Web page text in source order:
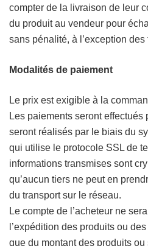
compter de la livraison de leur
du produit au vendeur pour
sans pénalité, à l’exception des
Modalités de paiement
Le prix est exigible à la
Les paiements seront effectués
seront réalisés par le biais du
qui utilise le protocole SSL de
informations transmises sont
qu’aucun tiers ne peut en
du transport sur le réseau.
Le compte de l’acheteur ne
l’expédition des produits ou
que du montant des produits